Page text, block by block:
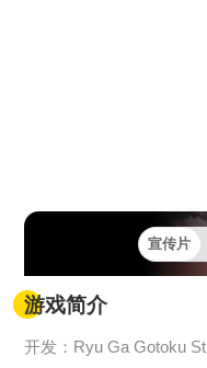
宣传片
游戏简介
开发：Ryu Ga Gotoku